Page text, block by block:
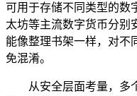
可用于存储不同类型的数
太坊等主流数字货币分别
能像整理书架一样，对不
免混淆。
从安全层面考量，多